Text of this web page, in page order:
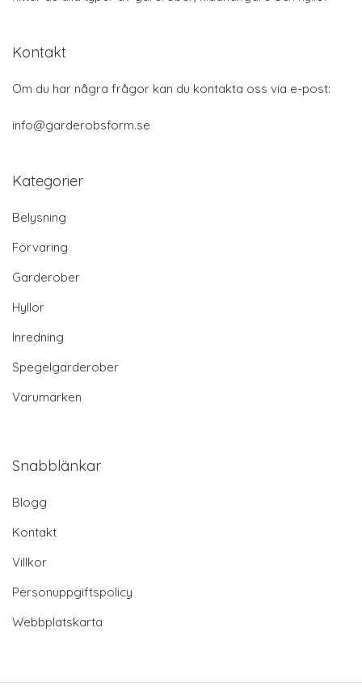
Kontakt
Om du har några frågor kan du kontakta oss via e-post:
info@garderobsform.se
Kategorier
Belysning
Förvaring
Garderober
Hyllor
Inredning
Spegelgarderober
Varumärken
Snabblänkar
Blogg
Kontakt
Villkor
Personuppgiftspolicy
Webbplatskarta